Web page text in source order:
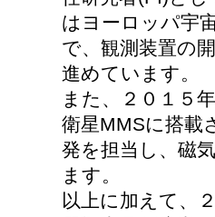
はヨーロッパ宇
で、観測装置の
進めています。
また、２０１５
衛星MMSに搭載
発を担当し、磁
ます。
以上に加えて、